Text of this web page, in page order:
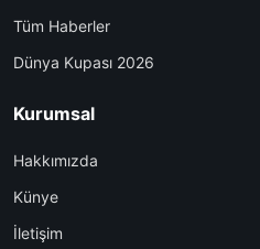
Tüm Haberler
Dünya Kupası 2026
Kurumsal
Hakkımızda
Künye
İletişim